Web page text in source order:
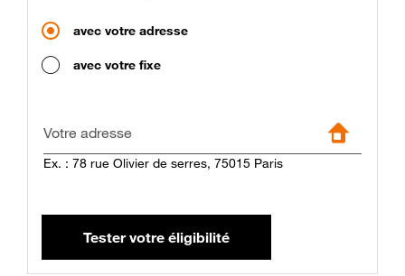
avec votre adresse
avec votre fixe
Votre adresse
Ex. : 78 rue Olivier de serres, 75015 Paris